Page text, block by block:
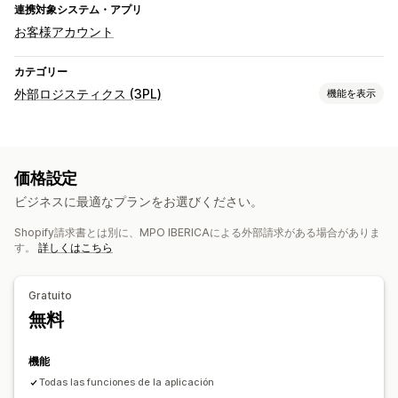
連携対象システム・アプリ
お客様アカウント
カテゴリー
外部ロジスティクス (3PL) 機能を表示
返品
自動同期 在庫調整 在庫アラート SKUマッピング
価格設定
ビジネスに最適なプランをお選びください。
Shopify請求書とは別に、MPO IBERICAによる外部請求がある場合がありま
す。 詳しくはこちら
Gratuito
無料
機能
Todas las funciones de la aplicación